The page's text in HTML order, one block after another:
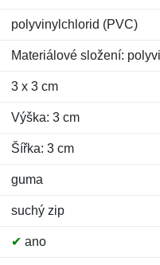
polyvinylchlorid (PVC)
Materiálové složení:
3 x 3 cm
Výška: 3 cm
Šířka: 3 cm
guma
suchý zip
✔ ano